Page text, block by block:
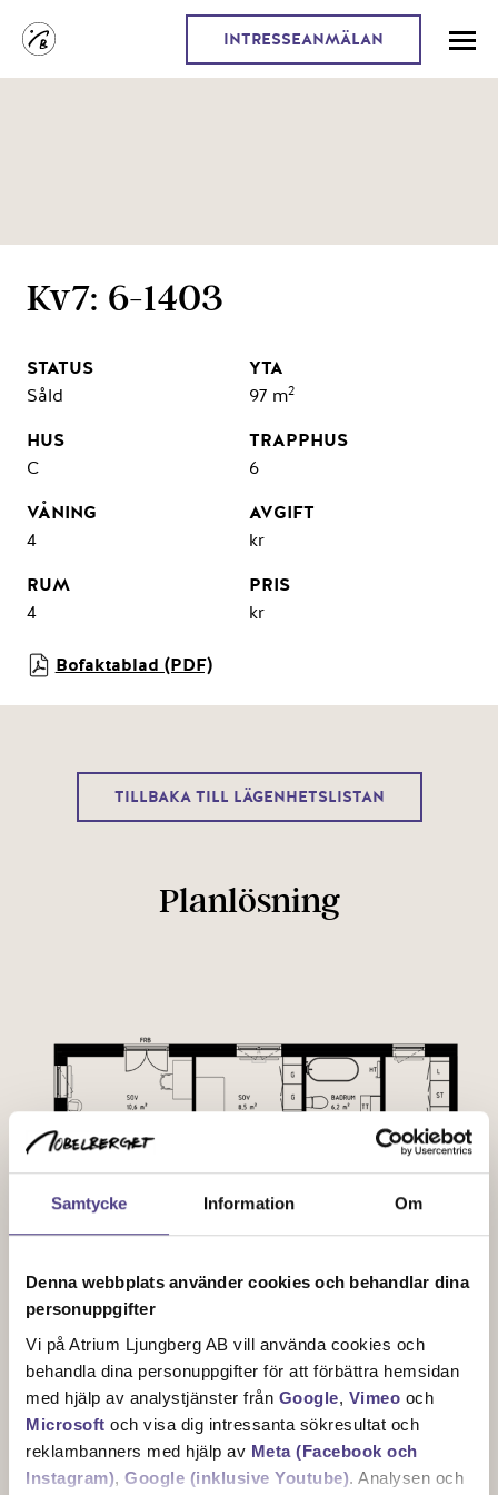
Samtycke Information Om
Denna webbplats använder cookies och behandlar dina
personuppgifter
Vi på Atrium Ljungberg AB vill använda cookies och
behandla dina personuppgifter för att förbättra hemsidan
med hjälp av analystjänster från Google, Vimeo och
Microsoft och visa dig intressanta sökresultat och
reklambanners med hjälp av Meta (Facebook och
Instagram), Google (inklusive Youtube). Analysen och
INTRESSEANMÄLAN
Kv7: 6-1403
Såld 97 m2
C 6
4 kr
4 kr
Bofaktablad (PDF)
TILLBAKA TILL LÄGENHETSLISTAN
Planlösning